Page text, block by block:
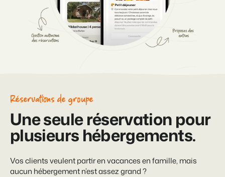
Réservations de groupe
Une seule réservation pour
plusieurs hébergements.
Vos clients veulent partir en vacances en famille, mais
aucun hébergement n’est assez grand ?